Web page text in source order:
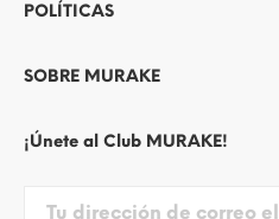
POLÍTICAS
SOBRE MURAKE
¡Únete al Club MURAKE!